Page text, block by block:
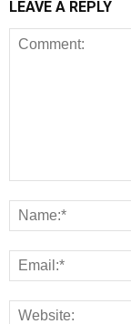
LEAVE A REPLY